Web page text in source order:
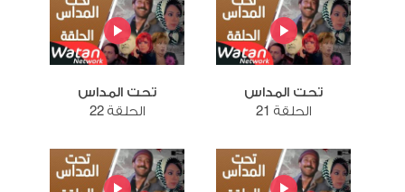
تحت المداس
الحلقة 21
تحت المداس
الحلقة 22